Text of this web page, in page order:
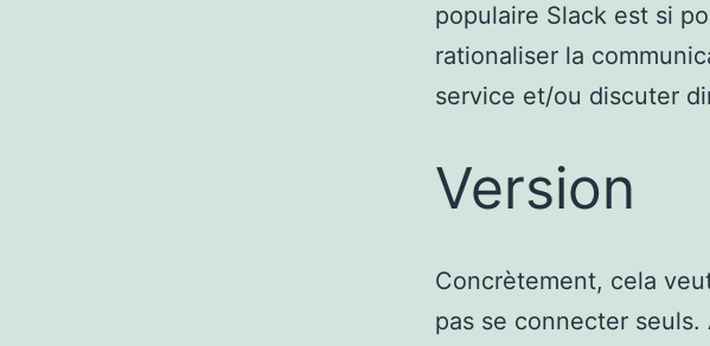
populaire Slack est si
rationaliser la
service et/ou discuter
Version
Concrètement, cela
pas se connecter seuls.